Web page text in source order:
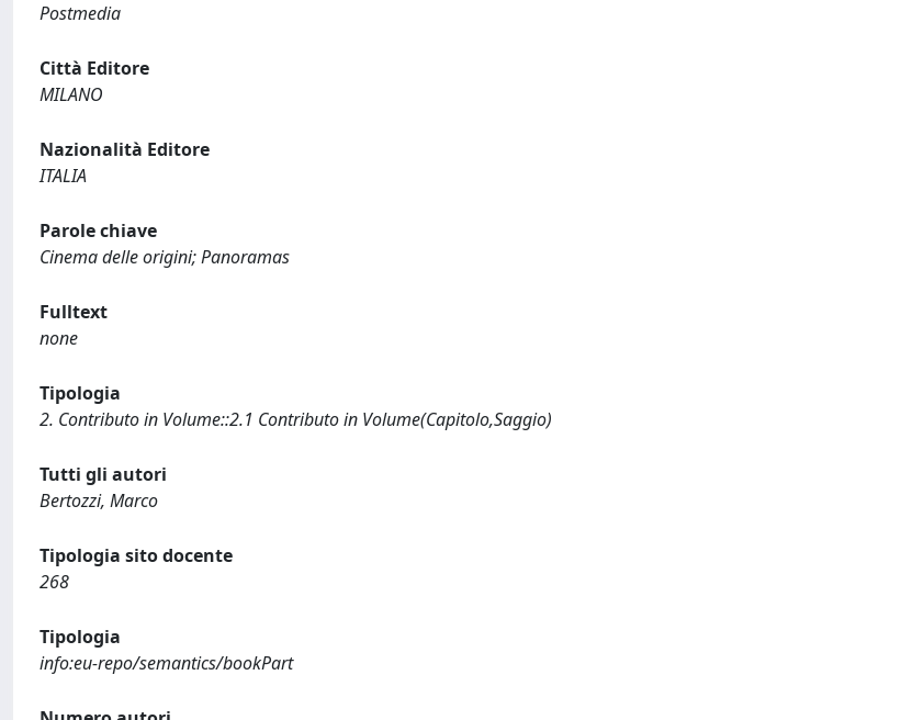
Postmedia
Città Editore
MILANO
Nazionalità Editore
ITALIA
Parole chiave
Cinema delle origini; Panoramas
Fulltext
none
Tipologia
2. Contributo in Volume::2.1 Contributo in Volume(Capitolo,Saggio)
Tutti gli autori
Bertozzi, Marco
Tipologia sito docente
268
Tipologia
info:eu-repo/semantics/bookPart